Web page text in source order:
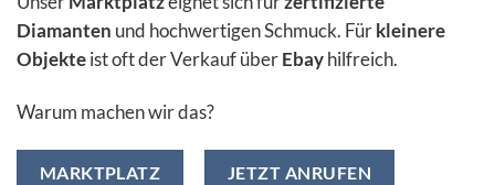
Diamanten und hochwertigen Schmuck. Fürkleinere
Objekteist oft der Verkauf überEbayhilfreich.
Warum machen wir das?
MARKTPLATZ JETZT ANRUFEN